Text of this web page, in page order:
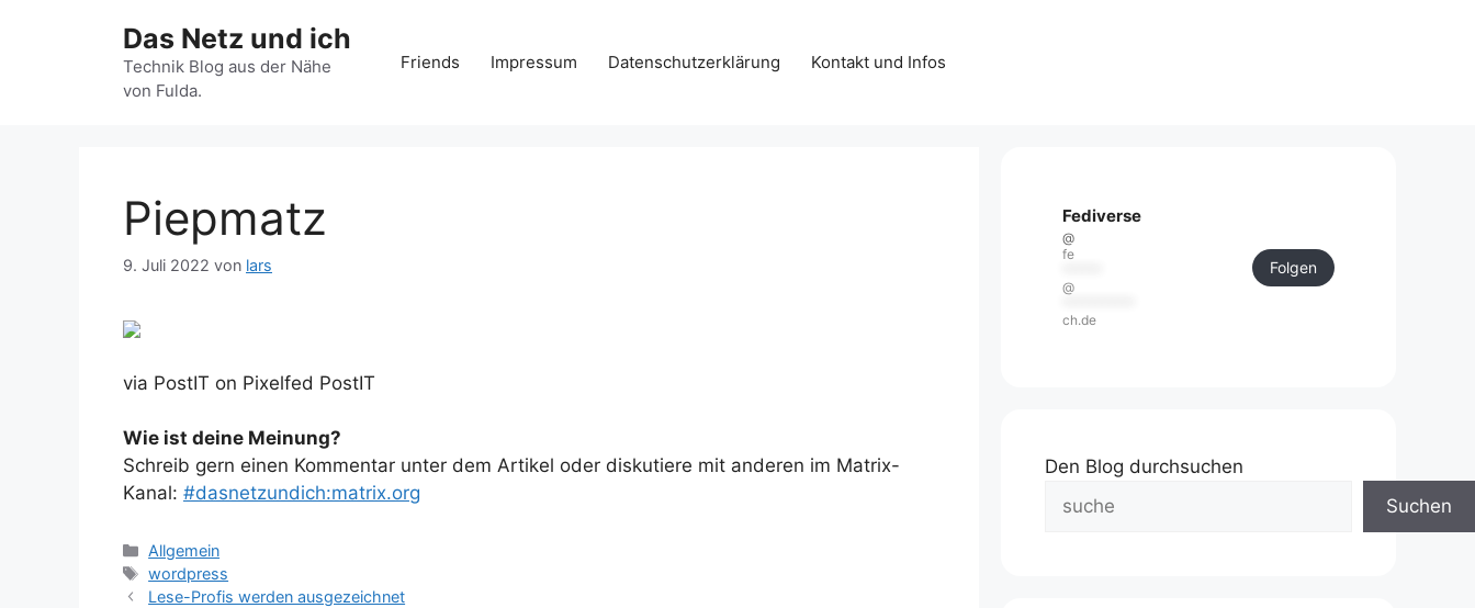
Das Netz und ich
Technik Blog aus der Nähe
von Fulda.
Friends Impressum Datenschutzerklärung Kontakt und Infos
Piepmatz
9. Juli 2022 von lars
via PostIT on Pixelfed PostIT
Wie ist deine Meinung?
Schreib gern einen Kommentar unter dem Artikel oder diskutiere mit anderen im Matrix-
Kanal: #dasnetzundich:matrix.org
Kategorien
Allgemein
Schlagwörter
wordpress
Lese-Profis werden ausgezeichnet
Fediverse
@
fe
@
ch.de
Folgen
Den Blog durchsuchen
Suchen